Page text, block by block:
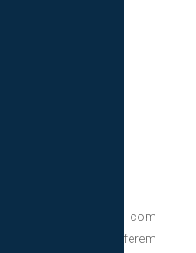
mesa de refeição, com
que lhe conferem